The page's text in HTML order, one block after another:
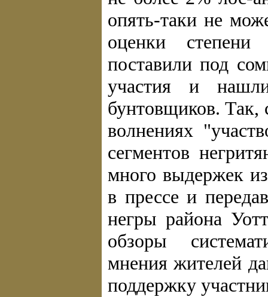
опять-таки не
оценки степени
поставили под
участия и
бунтовщиков. Так,
волнениях
сегментов
много выдержек
в прессе и
негры района
обзоры
мнения жителей
поддержку